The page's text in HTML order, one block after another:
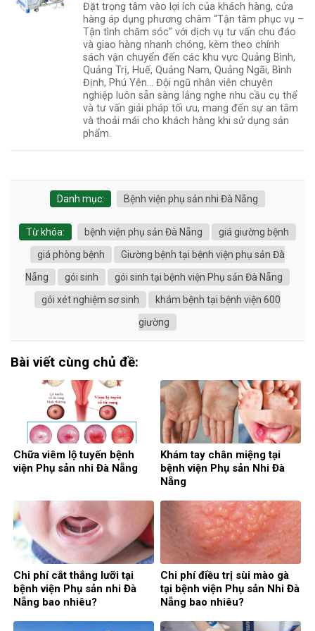
Đặt trọng tâm vào lợi ích của khách hàng, cửa
hàng áp dụng phương châm “Tận tâm phục vụ –
Tận tình chăm sóc” với dịch vụ tư vấn chu đáo
và giao hàng nhanh chóng, kèm theo chính
sách vận chuyển đến các khu vực Quảng Bình,
Quảng Trị, Huế, Quảng Nam, Quảng Ngãi, Bình
Định, Phú Yên... Đội ngũ nhân viên chuyên
nghiệp luôn sẵn sàng lắng nghe nhu cầu cụ thể
và tư vấn giải pháp tối ưu, mang đến sự an tâm
và thoải mái cho khách hàng khi sử dụng sản
phẩm.
Danh mục: Bệnh viện phụ sản nhi Đà Nẵng
Từ khóa: bệnh viện phụ sản Đà Nẵng
giá giường bệnh
giá phòng bệnh
Giường bệnh tại bệnh viện phụ sản Đà
Nẵng
gói sinh
gói sinh tại bệnh viện Phụ sản Đà Nẵng
gói xét nghiệm sơ sinh
khám bệnh tại bệnh viện 600
giường
Bài viết cùng chủ đề:
Chữa viêm lộ tuyến bệnh
viện Phụ sản nhi Đà Nẵng
Khám tay chân miệng tại
bệnh viện Phụ sản Nhi Đà
Nẵng
Chi phí cắt thắng lưỡi tại
bệnh viện Phụ sản nhi Đà
Nẵng bao nhiêu?
Chi phí điều trị sùi mào gà
tại bệnh viện Phụ sản Nhi Đà
Nẵng bao nhiêu?